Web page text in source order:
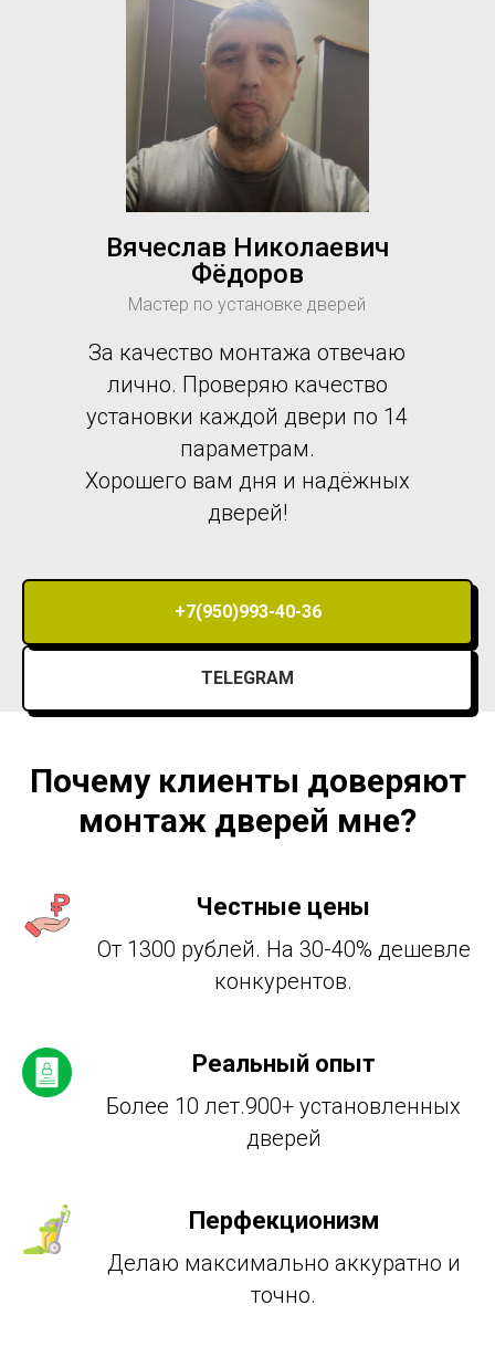
Вячеслав Николаевич
Фёдоров
Мастер по установке дверей
За качество монтажа отвечаю
лично. Проверяю качество
установки каждой двери по 14
параметрам.
Хорошего вам дня и надёжных
дверей!
+7(950)993-40-36
TELEGRAM
Почему клиенты доверяют
монтаж дверей мне?
Честные цены
От 1300 рублей. На 30-40% дешевле
конкурентов.
Реальный опыт
Более 10 лет.900+ установленных
дверей
Перфекционизм
Делаю максимально аккуратно и
точно.